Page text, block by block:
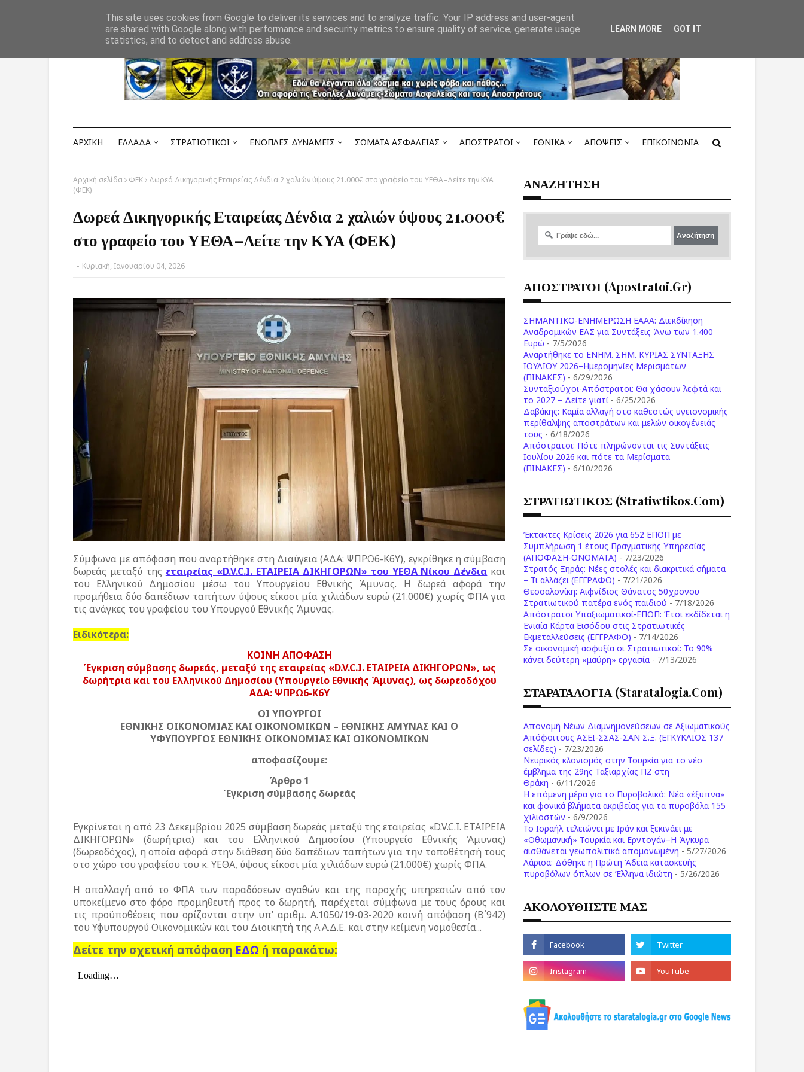
ΑΡΧΙΚΗ ΕΛΛΑΔΑ ΣΤΡΑΤΙΩΤΙΚΟΙ ΕΝΟΠΛΕΣ ΔΥΝΑΜΕΙΣ ΣΩΜΑΤΑ ΑΣΦΑΛΕΙΑΣ ΑΠΟΣΤΡΑΤΟΙ ΕΘΝΙΚΑ ΑΠΟΨΕΙΣ ΕΠΙΚΟΙΝΩΝΙΑ
Αρχική σελίδα ΦΕΚ
Δωρεά Δικηγορικής Εταιρείας Δένδια 2 χαλιών ύψους 21.000€ στο γραφείο του ΥΕΘΑ–Δείτε την ΚΥΑ
(ΦΕΚ)
Δωρεά Δικηγορικής Εταιρείας Δένδια 2 χαλιών ύψους 21.000€
στο γραφείο του ΥΕΘΑ–Δείτε την ΚΥΑ (ΦΕΚ)
- Κυριακή, Ιανουαρίου 04, 2026
Σύμφωνα με απόφαση που αναρτήθηκε στη Διαύγεια (ΑΔΑ: ΨΠΡΩ6-Κ6Υ), εγκρίθηκε η σύμβαση
δωρεάς μεταξύ της εταιρείας «D.V.C.I. ΕΤΑΙΡΕΙΑ ΔΙΚΗΓΟΡΩΝ» του ΥΕΘΑ Νίκου Δένδια και
του Ελληνικού Δημοσίου μέσω του Υπουργείου Εθνικής Άμυνας. Η δωρεά αφορά την
προμήθεια δύο δαπέδιων ταπήτων ύψους είκοσι μία χιλιάδων ευρώ (21.000€) χωρίς ΦΠΑ για
τις ανάγκες του γραφείου του Υπουργού Εθνικής Άμυνας.
Ειδικότερα:
ΚΟΙΝΗ ΑΠΟΦΑΣΗ
Έγκριση σύμβασης δωρεάς, μεταξύ της εταιρείας «D.V.C.I. ΕΤΑΙΡΕΙΑ ΔΙΚΗΓΟΡΩΝ», ως
δωρήτρια και του Ελληνικού Δημοσίου (Υπουργείο Εθνικής Άμυνας), ως δωρεοδόχου
ΑΔΑ: ΨΠΡΩ6-Κ6Υ
ΟΙ ΥΠΟΥΡΓΟΙ
ΕΘΝΙΚΗΣ ΟΙΚΟΝΟΜΙΑΣ ΚΑΙ ΟΙΚΟΝΟΜΙΚΩΝ – ΕΘΝΙΚΗΣ ΑΜΥΝΑΣ ΚΑΙ Ο
ΥΦΥΠΟΥΡΓΟΣ ΕΘΝΙΚΗΣ ΟΙΚΟΝΟΜΙΑΣ ΚΑΙ ΟΙΚΟΝΟΜΙΚΩΝ
αποφασίζουμε:
Άρθρο 1
Έγκριση σύμβασης δωρεάς
Εγκρίνεται η από 23 Δεκεμβρίου 2025 σύμβαση δωρεάς μεταξύ της εταιρείας «D.V.C.I. ΕΤΑΙΡΕΙΑ
ΔΙΚΗΓΟΡΩΝ» (δωρήτρια) και του Ελληνικού Δημοσίου (Υπουργείο Εθνικής Άμυνας)
(δωρεοδόχος), η οποία αφορά στην διάθεση δύο δαπέδιων ταπήτων για την τοποθέτησή τους
στο χώρο του γραφείου του κ. ΥΕΘΑ, ύψους είκοσι μία χιλιάδων ευρώ (21.000€) χωρίς ΦΠΑ.
Η απαλλαγή από το ΦΠΑ των παραδόσεων αγαθών και της παροχής υπηρεσιών από τον
υποκείμενο στο φόρο προμηθευτή προς το δωρητή, παρέχεται σύμφωνα με τους όρους και
τις προϋποθέσεις που ορίζονται στην υπ’ αριθμ. Α.1050/19-03-2020 κοινή απόφαση (Β΄942)
του Υφυπουργού Οικονομικών και του Διοικητή της Α.Α.Δ.Ε. και στην κείμενη νομοθεσία...
Δείτε την σχετική απόφαση ΕΔΩ ή παρακάτω:
ΑΝΑΖΗΤΗΣΗ
ΑΠΟΣΤΡΑΤΟΙ (apostratoi.gr)
ΣΗΜΑΝΤΙΚΟ-ΕΝΗΜΕΡΩΣΗ ΕΑΑΑ: Διεκδίκηση
Αναδρομικών ΕΑΣ για Συντάξεις Άνω των 1.400
Ευρώ - 7/5/2026
Aναρτήθηκε το ENHM. ΣΗΜ. ΚΥΡΙΑΣ ΣΥΝΤΑΞΗΣ
ΙΟΥΛΙΟΥ 2026–Ημερομηνίες Μερισμάτων
(ΠΙΝΑΚΕΣ) - 6/29/2026
Συνταξιούχοι-Απόστρατοι: Θα χάσουν λεφτά και
το 2027 – Δείτε γιατί - 6/25/2026
Δαβάκης: Καμία αλλαγή στο καθεστώς υγειονομικής
περίθαλψης αποστράτων και μελών οικογένειάς
τους - 6/18/2026
Aπόστρατοι: Πότε πληρώνονται τις Συντάξεις
Ιουλίου 2026 και πότε τα Μερίσματα
(ΠΙΝΑΚΕΣ) - 6/10/2026
ΣΤΡΑΤΙΩΤΙΚΟΣ (stratiwtikos.com)
Έκτακτες Κρίσεις 2026 για 652 ΕΠΟΠ με
Συμπλήρωση 1 έτους Πραγματικής Υπηρεσίας
(ΑΠΟΦΑΣΗ-ONOMATA) - 7/23/2026
Στρατός Ξηράς: Νέες στολές και διακριτικά σήματα
– Τι αλλάζει (ΕΓΓΡΑΦΟ) - 7/21/2026
Θεσσαλονίκη: Αιφνίδιος Θάνατος 50χρονου
Στρατιωτικού πατέρα ενός παιδιού - 7/18/2026
Απόστρατοι Υπαξιωματικοί-ΕΠΟΠ: Έτσι εκδίδεται η
Ενιαία Κάρτα Εισόδου στις Στρατιωτικές
Εκμεταλλεύσεις (ΕΓΓΡΑΦΟ) - 7/14/2026
Σε οικονομική ασφυξία οι Στρατιωτικοί: Το 90%
κάνει δεύτερη «μαύρη» εργασία - 7/13/2026
ΣΤΑΡΑΤΑΛΟΓΙΑ (staratalogia.com)
Απονομή Νέων Διαμνημονεύσεων σε Αξιωματικούς
Απόφοιτους ΑΣΕΙ-ΣΣΑΣ-ΣΑΝ Σ.Ξ. (ΕΓΚΥΚΛΙΟΣ 137
σελίδες) - 7/23/2026
Νευρικός κλονισμός στην Τουρκία για το νέο
έμβλημα της 29ης Ταξιαρχίας ΠΖ στη
Θράκη - 6/11/2026
Η επόμενη μέρα για το Πυροβολικό: Νέα «έξυπνα»
και φονικά βλήματα ακριβείας για τα πυροβόλα 155
χιλιοστών - 6/9/2026
Το Ισραήλ τελειώνει με Ιράν και ξεκινάει με
«Οθωμανική» Τουρκία και Ερντογάν–Η Άγκυρα
αισθάνεται γεωπολιτικά απομονωμένη - 5/27/2026
Λάρισα: Δόθηκε η Πρώτη Άδεια κατασκευής
πυροβόλων όπλων σε Έλληνα ιδιώτη - 5/26/2026
ΑΚΟΛΟΥΘΗΣΤΕ ΜΑΣ
This site uses cookies from Google to deliver its services and to analyze traffic. Your IP address and user-agent
are shared with Google along with performance and security metrics to ensure quality of service, generate usage
statistics, and to detect and address abuse.
LEARN MORE GOT IT